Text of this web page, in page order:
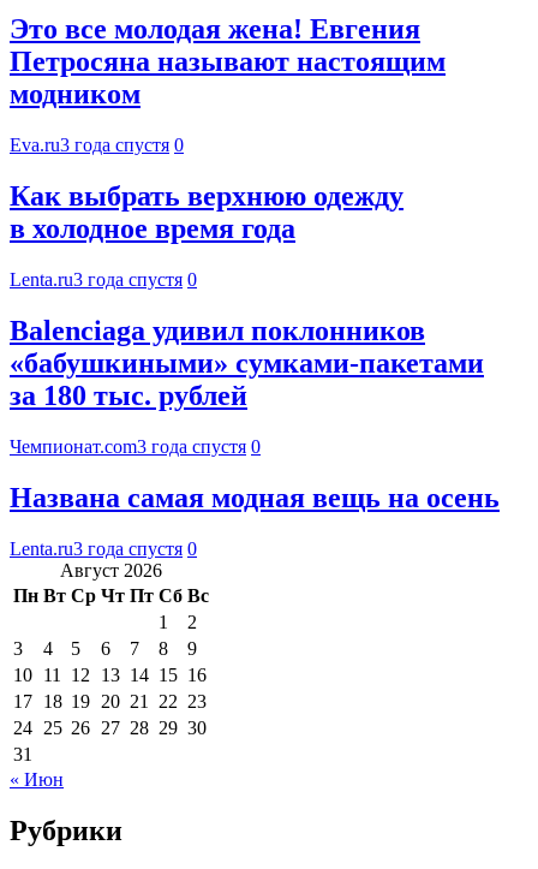
Это все молодая жена! Евгения
Петросяна называют настоящим
модником
Eva.ru3 года спустя 0
Как выбрать верхнюю одежду
в холодное время года
Lenta.ru3 года спустя 0
Balenciaga удивил поклонников
«бабушкиными» сумками-пакетами
за 180 тыс. рублей
Чемпионат.com3 года спустя 0
Названа самая модная вещь на осень
Lenta.ru3 года спустя 0
Август 2026
Пн Вт Ср Чт Пт Сб Вс
1
2
3
4 5 6 7 8
9
10 11 12 13 14 15 16
17 18 19 20 21 22 23
24 25 26 27 28 29 30
31
« Июн
Рубрики